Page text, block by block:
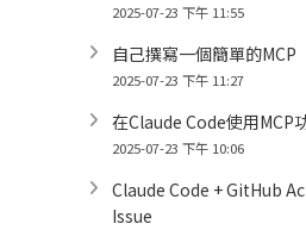
2025-07-23 下午 11:55
自己撰寫一個簡單的MCP
2025-07-23 下午 11:27
在Claude Code使用MCP
2025-07-23 下午 10:06
Claude Code + GitHub
Issue